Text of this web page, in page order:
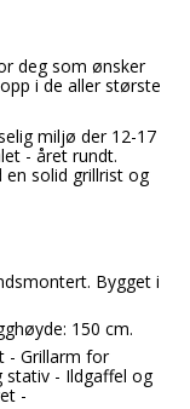
deg som ønsker
i de aller største
miljø der 12-17
- året rundt.
en solid grillrist og
Bygget i
150 cm.
- Grillarm for
stativ - Ildgaffel og
-